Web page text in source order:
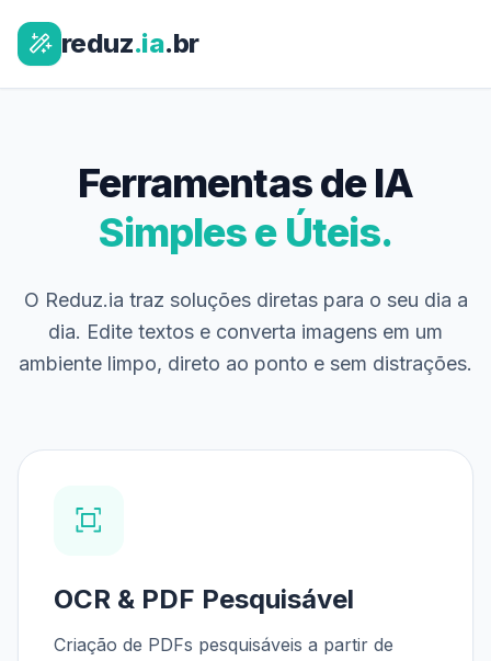
reduz.ia.br
Ferramentas de IA
Simples e Úteis.
O Reduz.ia traz soluções diretas para o seu dia a
dia. Edite textos e converta imagens em um
ambiente limpo, direto ao ponto e sem distrações.
OCR & PDF Pesquisável
Criação de PDFs pesquisáveis a partir de